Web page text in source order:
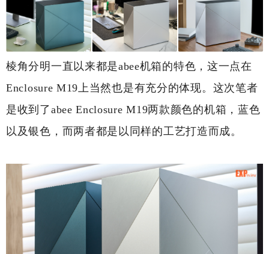
棱角分明一直以来都是abee机箱的特色，这一点在
Enclosure M19上当然也是有充分的体现。这次笔者
是收到了abee Enclosure M19两款颜色的机箱，蓝色
以及银色，而两者都是以同样的工艺打造而成。